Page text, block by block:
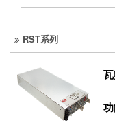
RST系列